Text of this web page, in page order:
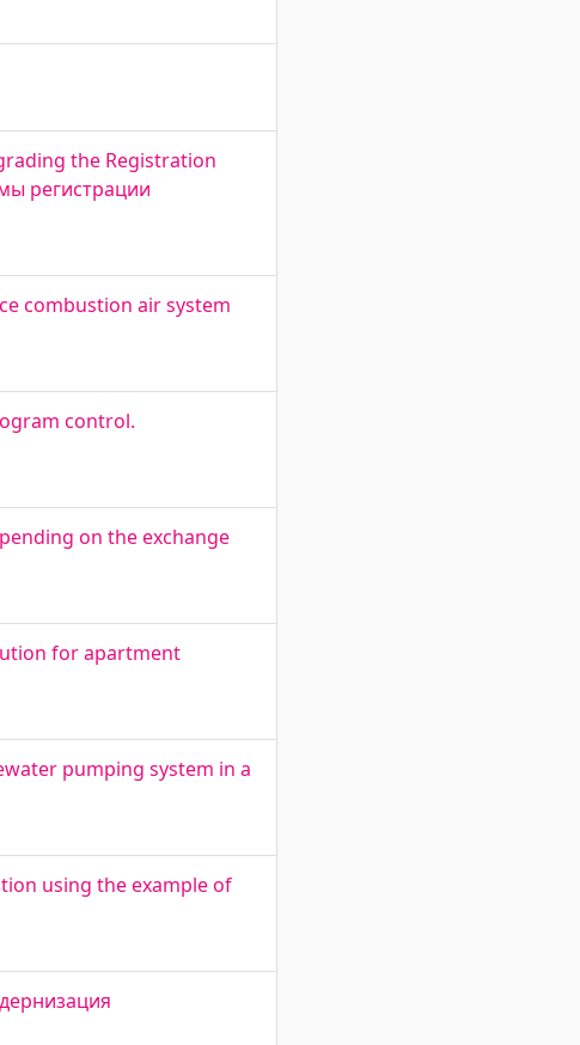
the Registration
регистрации
combustion air system
control.
on the exchange
for apartment
pumping system in a
using the example of